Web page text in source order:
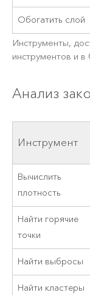
Обогатить слой
Инструменты,
инструментов и в
Анализ
Инструмент
Вычислить
плотность
Найти горячие
точки
Найти выбросы
Найти кластеры